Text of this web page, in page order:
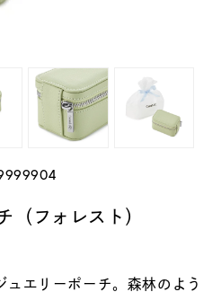
（フォレスト）
エリーポーチ。森林のよう